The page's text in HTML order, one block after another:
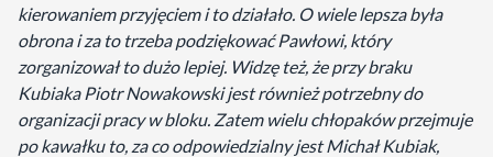
kierowaniem przyjęciem i to działało. O wiele lepsza była
obrona i za to trzeba podziękować Pawłowi, który
zorganizował to dużo lepiej. Widzę też, że przy braku
Kubiaka Piotr Nowakowski jest również potrzebny do
organizacji pracy w bloku. Zatem wielu chłopaków przejmuje
po kawałku to, za co odpowiedzialny jest Michał Kubiak,